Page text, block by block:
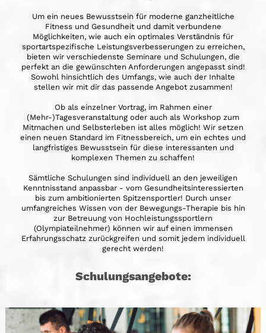
Um ein neues Bewusstsein für moderne ganzheitliche
Fitness und Gesundheit und damit verbundene
Möglichkeiten, wie auch ein optimales Verständnis für
sportartspezifische Leistungsverbesserungen zu erreichen,
bieten wir verschiedenste Seminare und Schulungen, die
perfekt an die gewünschten Anforderungen angepasst sind!
Sowohl hinsichtlich des Umfangs, wie auch der Inhalte
stellen wir mit dir das passende Angebot zusammen!
Ob als einzelner Vortrag, im Rahmen einer
(Mehr-)Tagesveranstaltung oder auch als Workshop zum
Mitmachen und Selbsterleben ist alles möglich! Wir setzen
einen neuen Standard im Fitnessbereich, um ein echtes und
langfristiges Bewusstsein für diese interessanten und
komplexen Themen zu schaffen!
Sämtliche Schulungen sind individuell an den jeweiligen
Kenntnisstand anpassbar - vom Gesundheitsinteressierten
bis zum ambitionierten Spitzensportler! Durch unser
umfangreiches Wissen von der Bewegungs-Therapie bis hin
zur Betreuung von Hochleistungssportlern
(Olympiateilnehmer) können wir auf einen immensen
Erfahrungsschatz zurückgreifen und somit jedem individuell
gerecht werden!
Schulungsangebote: